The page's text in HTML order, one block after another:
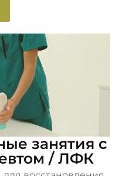
занятия с
/ ЛФК